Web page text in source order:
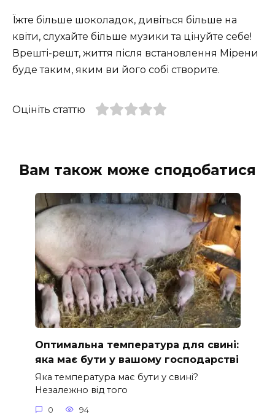
Їжте більше шоколадок, дивіться більше на
квіти, слухайте більше музики та цінуйте себе!
Врешті-решт, життя після встановлення Мірени
буде таким, яким ви його собі створите.
Оцініть статтю
Вам також може сподобатися
Оптимальна температура для свині:
яка має бути у вашому господарстві
Яка температура має бути у свині?
Незалежно від того
0 94